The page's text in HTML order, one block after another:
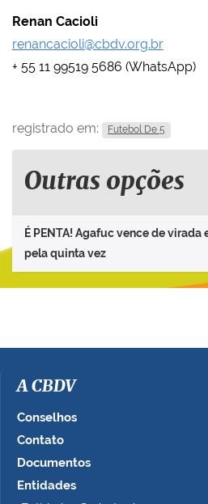
Renan Cacioli
renancacioli@cbdv.org.br
+ 55 11 99519 5686 (WhatsApp)
registrado em: Futebol De 5
Outras opções
É PENTA! Agafuc vence de
pela quinta vez
A CBDV
Conselhos
Contato
Documentos
Entidades